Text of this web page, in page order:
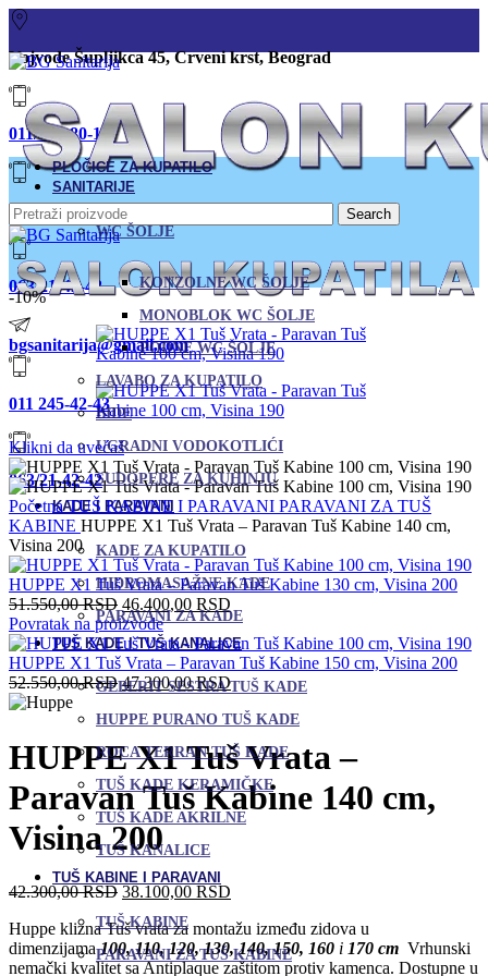
Vojvode Šupljikca 45, Crveni krst, Beograd
011/380-80-12
011/245-42-43
063/21-42-42
bgsanitarija@gmail.com
011 245-42-43
063/21-42-42
Search
PLOČICE ZA KUPATILO
SANITARIJE
WC ŠOLJE
KONZOLNE WC ŠOLJE
MONOBLOK WC ŠOLJE
PODNE WC ŠOLJE
LAVABO ZA KUPATILO
BIDE
UGRADNI VODOKOTLIĆI
SUDOPERE ZA KUHINJU
KADE I PARAVANI
KADE ZA KUPATILO
HIDROMASAŽNE KADE
PARAVANI ZA KADE
TUŠ KADE I TUŠ KANALICE
GEBERIT SESTRA TUŠ KADE
HUPPE PURANO TUŠ KADE
ROCA TERRAN TUŠ KADE
TUŠ KADE KERAMIČKE
TUŠ KADE AKRILNE
TUŠ KANALICE
TUŠ KABINE I PARAVANI
TUŠ KABINE
PARAVANI ZA TUŠ KABINE
-10%
Klikni da uvećaš
PočetnaTUŠ KABINE I PARAVANI PARAVANI ZA TUŠ
KABINE HUPPE X1 Tuš Vrata – Paravan Tuš Kabine 140 cm,
Visina 200
HUPPE X1 Tuš Vrata – Paravan Tuš Kabine 130 cm, Visina 200
51.550,00RSD Originalna
cena
je
bila:
51.550,00 RSD.
46.400,00 RSD
cena
je:
46.400,00 RSD.
Povratak na proizvode
HUPPE X1 Tuš Vrata – Paravan Tuš Kabine 150 cm, Visina 200
52.550,00RSDOriginalna
je
52.550,00 RSD.
47.300,00RSDTrenutna
je:
47.300,00 RSD.
HUPPE X1 Tuš Vrata –
Paravan Tuš Kabine 140 cm,
Visina 200
42.300,00RSDOriginalna
cena
je
bila:
42.300,00 RSD.
38.100,00 RSD
je:
38.100,00 RSD.
Huppe klizna Tuš vrata za montažu između zidova u
dimenzijama100, 110, 120, 130, 140, 150, 160 i 170 cm Vrhunski
nemački kvalitet sa Antiplaque zaštitom protiv kamenca. Dostupne u